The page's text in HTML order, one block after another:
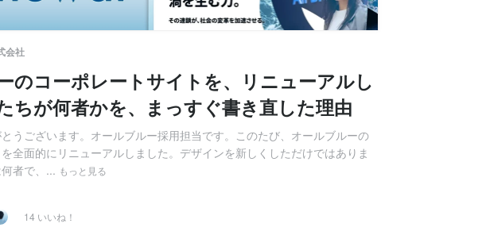
会社
のコーポレートサイトを、リニューアルし
ちが何者かを、まっすぐ書き直した理由
うございます。オールブルー採用担当です。このたび、オールブルーの
全面的にリニューアルしました。デザインを新しくしただけではありま
者で、... もっと見る
14 いいね！